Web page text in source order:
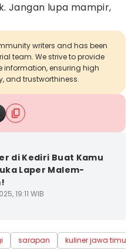
Jangan lupa mampir,
writers and has been
team. We strive to provide
ensuring high
and trustworthiness.
di Kediri Buat Kamu
Laper Malem-
19:11 WIB
sarapan
kuliner jawa timur